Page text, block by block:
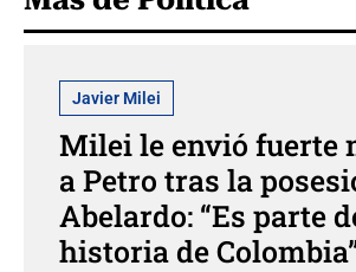
Javier Milei
Milei le envió fuerte
a Petro tras la
Abelardo: “Es parte
historia de